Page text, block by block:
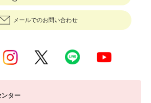
メールでのお問い合わせ
ンター